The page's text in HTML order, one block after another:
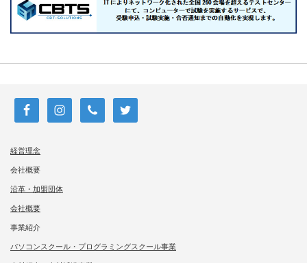
経営理念
会社概要
沿革・加盟団体
会社概要
事業紹介
パソコンスクール・プログラミングスクール事業